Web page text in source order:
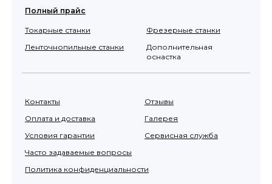
Полный прайс
Токарные станки
Фрезерные станки
Ленточнопильные станки
Дополнительная
оснастка
Контакты
Оплата и доставка
Часто задаваемые вопросы
Галерея
Отзывы
Условия гарантии Сервисная служба
Политика конфиденциальности